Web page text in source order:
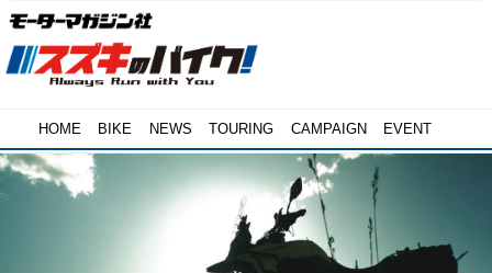
HOME BIKE NEWS TOURING CAMPAIGN EVENT